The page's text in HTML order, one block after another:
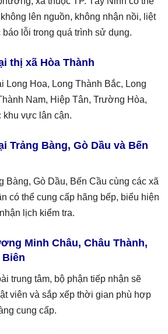
lên nguồn, không nhận nồi, liệt
lỗi trong quá trình sử dụng.
thị xã Hòa Thành
Long Hoa, Long Thành Bắc, Long
Nam, Hiệp Tân, Trường Hòa,
vực lân cận.
Trảng Bàng, Gò Dầu và Bến
Bàng, Gò Dầu, Bến Cầu cùng các xã
có thể cung cấp hãng bếp, biểu hiện
lịch kiểm tra.
Minh Châu, Châu Thành,
Biên
trung tâm, bộ phận tiếp nhận sẽ
viên và sắp xếp thời gian phù hợp
cung cấp.